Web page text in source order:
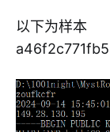
以下为样本